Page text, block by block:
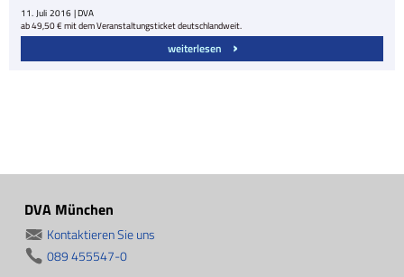
11. Juli 2016 | DVA
ab 49,50 € mit dem Veranstaltungsticket deutschlandweit.
weiterlesen
DVA München
Kontaktieren Sie uns
089 455547-0